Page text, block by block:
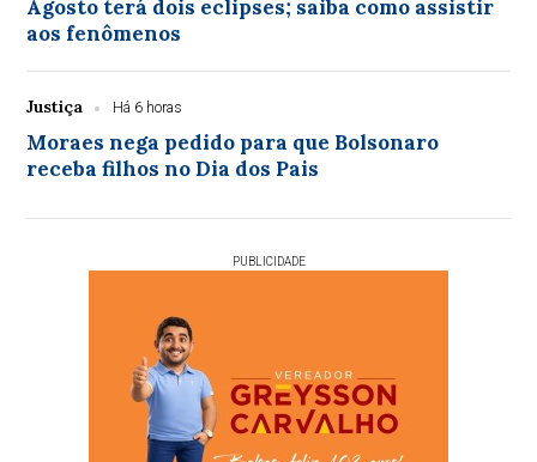
Agosto terá dois eclipses; saiba como assistir
aos fenômenos
Justiça Há 6 horas
Moraes nega pedido para que Bolsonaro
receba filhos no Dia dos Pais
PUBLICIDADE